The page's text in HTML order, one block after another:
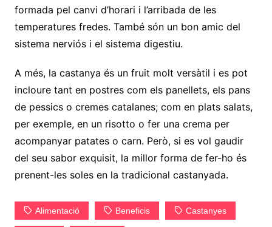
formada pel canvi d’horari i l’arribada de les
temperatures fredes. També són un bon amic del
sistema nerviós i el sistema digestiu.
A més, la castanya és un fruit molt versàtil i es pot
incloure tant en postres com els panellets, els pans
de pessics o cremes catalanes; com en plats salats,
per exemple, en un risotto o fer una crema per
acompanyar patates o carn. Però, si es vol gaudir
del seu sabor exquisit, la millor forma de fer-ho és
prenent-les soles en la tradicional castanyada.
Alimentació Beneficis Castanyes